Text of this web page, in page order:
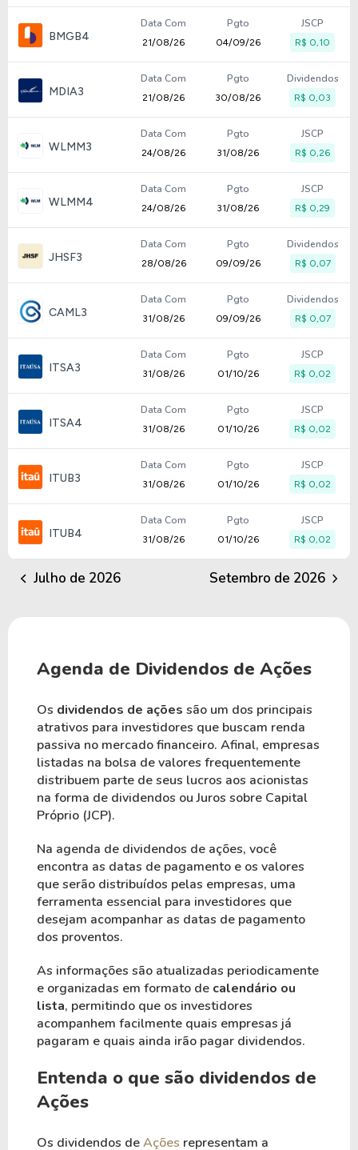
BMGB4
Data Com
21/08/26
Pgto
04/09/26
JSCP
R$ 0,10
MDIA3
Data Com
21/08/26
Pgto
30/08/26
Dividendos
R$ 0,03
WLMM3
Data Com
24/08/26
Pgto
31/08/26
JSCP
R$ 0,26
WLMM4
Data Com
24/08/26
Pgto
31/08/26
JSCP
R$ 0,29
JHSF3
Data Com
28/08/26
Pgto
09/09/26
Dividendos
R$ 0,07
CAML3
Data Com
31/08/26
Pgto
09/09/26
Dividendos
R$ 0,07
ITSA3
Data Com
31/08/26
Pgto
01/10/26
JSCP
R$ 0,02
ITSA4
Data Com
31/08/26
Pgto
01/10/26
JSCP
R$ 0,02
ITUB3
Data Com
31/08/26
Pgto
01/10/26
JSCP
R$ 0,02
ITUB4
Data Com
31/08/26
Pgto
01/10/26
JSCP
R$ 0,02
Julho de 2026 Setembro de 2026
Agenda de Dividendos de Ações
Os dividendos de ações são um dos principais
atrativos para investidores que buscam renda
passiva no mercado financeiro. Afinal, empresas
listadas na bolsa de valores frequentemente
distribuem parte de seus lucros aos acionistas
na forma de dividendos ou Juros sobre Capital
Próprio (JCP).
Na agenda de dividendos de ações, você
encontra as datas de pagamento e os valores
que serão distribuídos pelas empresas, uma
ferramenta essencial para investidores que
desejam acompanhar as datas de pagamento
dos proventos.
As informações são atualizadas periodicamente
e organizadas em formato de calendário ou
lista, permitindo que os investidores
acompanhem facilmente quais empresas já
pagaram e quais ainda irão pagar dividendos.
Entenda o que são dividendos de
Ações
Os dividendos deAções representam a